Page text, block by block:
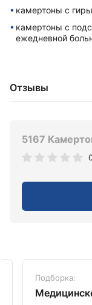
камертоны с
камертоны с
ежедневной
Отзывы
5167
Подборка: